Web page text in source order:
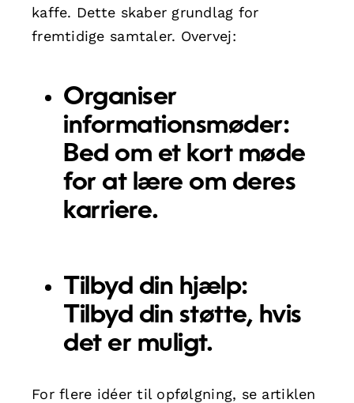
kaffe. Dette skaber grundlag for
fremtidige samtaler. Overvej:
Organiser
informationsmøder:
Bed om et kort møde
for at lære om deres
karriere.
Tilbyd din hjælp:
Tilbyd din støtte, hvis
det er muligt.
For flere idéer til opfølgning, se artiklen